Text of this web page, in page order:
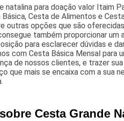
natalina para doação valor Itaim
Cesta de Alimentos e
outras opções que são
também proporcionar
para esclarecer dúvidas e
com Cesta Básica Mensal para
de nossos clientes, e trazer
que mais se encaixa com a sua
Cesta Grande